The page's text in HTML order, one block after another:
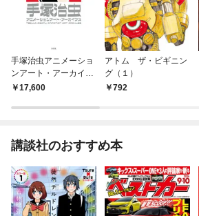
手塚治虫アニメーショ
ンアート・アーカイブ
ス17,600
アトム ザ・ビギニン
グ（１）
792
講談社のおすすめ本